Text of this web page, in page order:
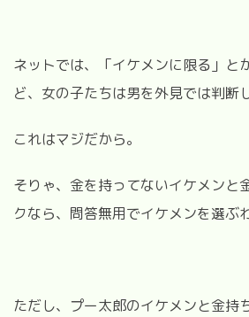
ネットでは、「イケメンに限る」と
ど、女の子たちは男を外見では判断
これはマジだから。
そりゃ、金を持ってないイケメンと
クなら、問答無用でイケメンを選ぶわ
ただし、プー太郎のイケメンと金持